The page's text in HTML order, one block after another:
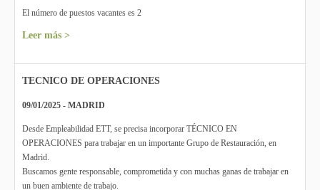
El número de puestos vacantes es 2
Leer más >
TECNICO DE OPERACIONES
09/01/2025 - MADRID
Desde Empleabilidad ETT, se precisa incorporar TÉCNICO EN
OPERACIONES para trabajar en un importante Grupo de Restauración, en
Madrid.
Buscamos gente responsable, comprometida y con muchas ganas de trabajar en
un buen ambiente de trabajo.